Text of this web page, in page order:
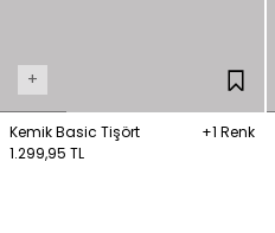
+
Kemik Basic Tişört
+1 Renk
1.299,95 TL